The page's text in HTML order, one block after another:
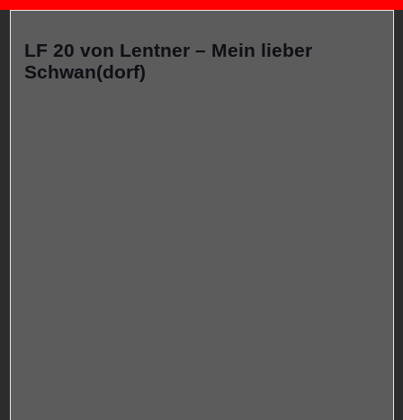
LF 20 von Lentner – Mein lieber
Schwan(dorf)